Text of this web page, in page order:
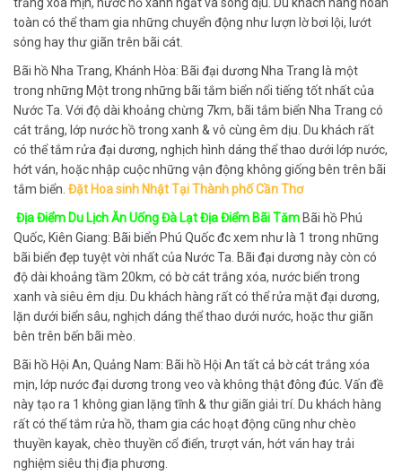
toàn có thể tham gia những chuyển động như lượn lờ bơi lội, lướt
sóng hay thư giãn trên bãi cát.
Bãi hồ Nha Trang, Khánh Hòa: Bãi đại dương Nha Trang là một
trong những Một trong những bãi tắm biển nổi tiếng tốt nhất của
Nước Ta. Với độ dài khoảng chừng 7km, bãi tắm biển Nha Trang có
cát trắng, lớp nước hồ trong xanh & vô cùng êm dịu. Du khách rất
có thể tắm rửa đại dương, nghịch hình dáng thể thao dưới lớp nước,
hớt ván, hoặc nhập cuộc những vận động không giống bên trên bãi
tắm biển. Đặt Hoa sinh Nhật Tại Thành phố Cần Thơ
Địa Điểm Du Lịch Ăn Uống Đà Lạt Địa Điểm Bãi Tăm Bãi hồ Phú
Quốc, Kiên Giang: Bãi biển Phú Quốc đc xem như là 1 trong những
bãi biển đẹp tuyệt vời nhất của Nước Ta. Bãi đại dương này còn có
độ dài khoảng tầm 20km, có bờ cát trắng xóa, nước biển trong
xanh và siêu êm dịu. Du khách hàng rất có thể rửa mặt đại dương,
lặn dưới biển sâu, nghịch dáng thể thao dưới nước, hoặc thư giãn
bên trên bến bãi mèo.
Bãi hồ Hội An, Quảng Nam: Bãi hồ Hội An tất cả bờ cát trắng xóa
mịn, lớp nước đại dương trong veo và không thật đông đúc. Vấn đề
này tạo ra 1 không gian lặng tĩnh & thư giãn giải trí. Du khách hàng
rất có thể tắm rửa hồ, tham gia các hoạt động cũng như chèo
thuyền kayak, chèo thuyền cổ điển, trượt ván, hớt ván hay trải
nghiệm siêu thị địa phương.